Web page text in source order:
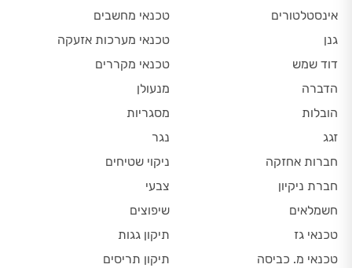
אינסטלטורים
גנן
דוד שמש
הדברה
הובלות
זגג
חברות אחזקה
חברת ניקיון
חשמלאים
טכנאי גז
טכנאי מ. כביסה
טכנאי מחשבים
טכנאי מערכות אזעקה
טכנאי מקררים
מנעולן
מסגריות
נגר
ניקוי שטיחים
צבעי
שיפוצים
תיקון גגות
תיקון תריסים